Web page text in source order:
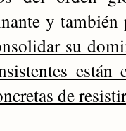
y
su
están
de